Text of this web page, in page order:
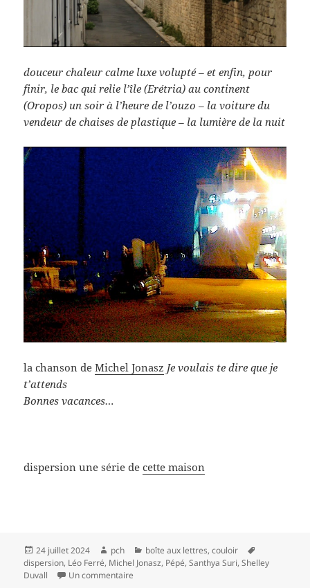
douceur chaleur calme luxe volupté – et enfin, pour
finir, le bac qui relie l’île (Erétria) au continent
(Oropos) un soir à l’heure de l’ouzo – la voiture du
vendeur de chaises de plastique – la lumière de la nuit
la chanson deMichel Jonasz Je voulais te dire que je
t’attends
Bonnes vacances…
dispersion une série decette maison
Publié
le
24 juillet 2024 Auteur
pch Catégories
boîte aux lettres,couloir
clés
dispersion, Léo Ferré, Michel Jonasz, Pépé,Santhya Suri,Shelley
Duvall
Un commentaire